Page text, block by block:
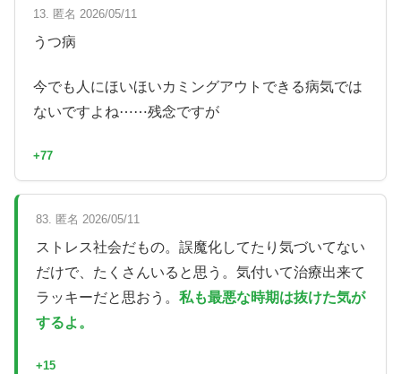
13. 匿名 2026/05/11
うつ病
今でも人にほいほいカミングアウトできる病気では
ないですよね⋯⋯残念ですが
+77
83. 匿名 2026/05/11
ストレス社会だもの。誤魔化してたり気づいてない
だけで、たくさんいると思う。気付いて治療出来て
ラッキーだと思おう。 私も最悪な時期は抜けた気が
するよ。
+15